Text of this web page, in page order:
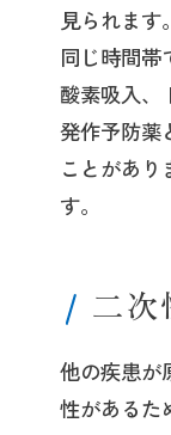
見られます
同じ時間帯
酸素吸入、
発作予防薬
ことがあ
す。
二次
他の疾患が
性があるた